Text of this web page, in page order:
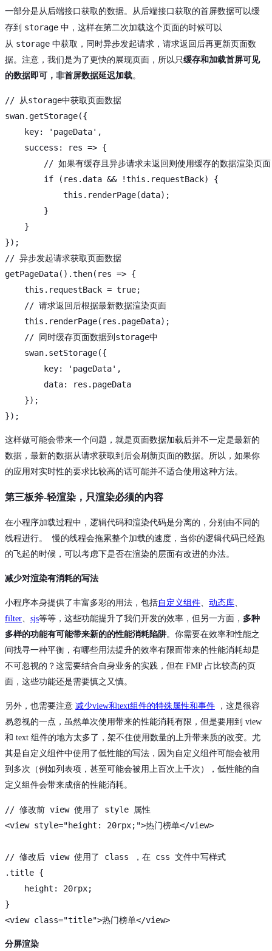
一部分是从后端接口获取的数据。从后端接口获取的首屏数据可以缓
存到 storage 中，这样在第二次加载这个页面的时候可以
从 storage 中获取，同时异步发起请求，请求返回后再更新页面数
据。注意，我们是为了更快的展现页面，所以只 缓存和加载首屏可见
的数据即可，非首屏数据延迟加载。
// 从storage中获取页面数据
swan.getStorage({
    key:
'pageData' ,
    success: res => {
// 如果有缓存且异步请求未返回则使用缓存的数据渲染页面
if (res. data && !this .requestBack) {
this .renderPage(data);
        }
    }
// 异步发起请求获取页面数据
getPageData().then(res => {
this .requestBack = true;
// 请求返回后根据最新数据渲染页面
this .renderPage(res.pageData);
// 同时缓存页面数据到storage中
    swan.setStorage({
        key:
'pageData' ,
data: res.pageData
    });
这样做可能会带来一个问题，就是页面数据加载后并不一定是最新的
数据，最新的数据从请求获取到后会刷新页面的数据。所以，如果你
的应用对实时性的要求比较高的话可能并不适合使用这种方法。
第三板斧-轻渲染，只渲染必须的内容
在小程序加载过程中，逻辑代码和渲染代码是分离的，分别由不同的
线程进行。
慢的线程会拖累整个加载的速度，当你的逻辑代码已经跑
的飞起的时候，可以考虑下是否在渲染的层面有改进的办法。
减少对渲染有消耗的写法
小程序本身提供了丰富多彩的用法，包括自定义组件 动态库
filter
sjs等等，这些功能提升了我们开发的效率，但另一方面， 多种
多样的功能有可能带来新的的性能消耗陷阱。你需要在效率和性能之
间找寻一种平衡，有哪些用法提升的效率有限而带来的性能消耗却是
不可忽视的？这需要结合自身业务的实践，但在 FMP 占比较高的页
面，这些功能还是需要慎之又慎。
另外，也需要注意 减少view和text组件的特殊属性和事件 ，这是很容
易忽视的一点，虽然单次使用带来的性能消耗有限，但是要用到 view
和 text 组件的地方太多了，架不住使用数量的上升带来质的改变。尤
其是自定义组件中使用了低性能的写法，因为自定义组件可能会被用
到多次（例如列表项，甚至可能会被用上百次上千次），低性能的自
定义组件会带来成倍的性能消耗。
<view style="height: 20rpx;">热门榜单</view>
// 修改后 view 使用了 class ，在 css 文件中写样式
.title {
    height: 20rpx;
<view class="title">热门榜单</view>
分屏渲染